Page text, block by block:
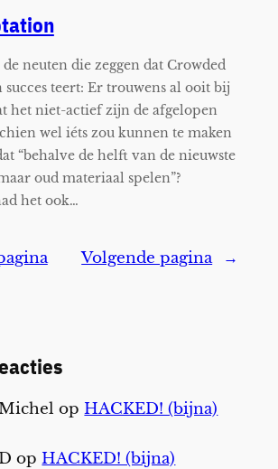
neuten die zeggen dat Crowded
succes teert: Er trouwens al ooit bij
het niet-actief zijn de afgelopen
wel iéts zou kunnen te maken
“behalve de helft van de nieuwste
oud materiaal spelen”?
het ook…
Volgende pagina →
opHACKED! (bijna)
opHACKED! (bijna)